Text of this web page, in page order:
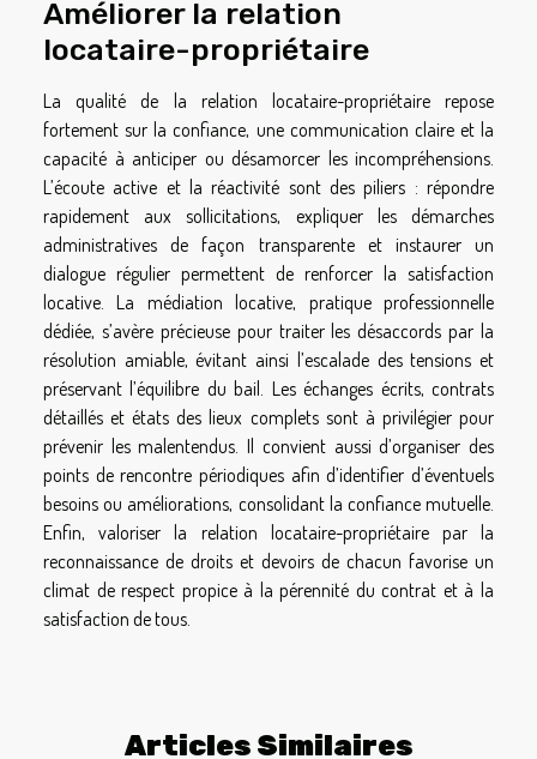
Améliorer la relation
locataire-propriétaire
La qualité de la relation locataire-propriétaire repose
fortement sur la confiance, une communication claire et la
capacité à anticiper ou désamorcer les incompréhensions.
L’écoute active et la réactivité sont des piliers : répondre
rapidement aux sollicitations, expliquer les démarches
administratives de façon transparente et instaurer un
dialogue régulier permettent de renforcer la satisfaction
locative. La médiation locative, pratique professionnelle
dédiée, s’avère précieuse pour traiter les désaccords par la
résolution amiable, évitant ainsi l’escalade des tensions et
préservant l’équilibre du bail. Les échanges écrits, contrats
détaillés et états des lieux complets sont à privilégier pour
prévenir les malentendus. Il convient aussi d’organiser des
points de rencontre périodiques afin d’identifier d’éventuels
besoins ou améliorations, consolidant la confiance mutuelle.
Enfin, valoriser la relation locataire-propriétaire par la
reconnaissance de droits et devoirs de chacun favorise un
climat de respect propice à la pérennité du contrat et à la
satisfaction de tous.
Articles Similaires